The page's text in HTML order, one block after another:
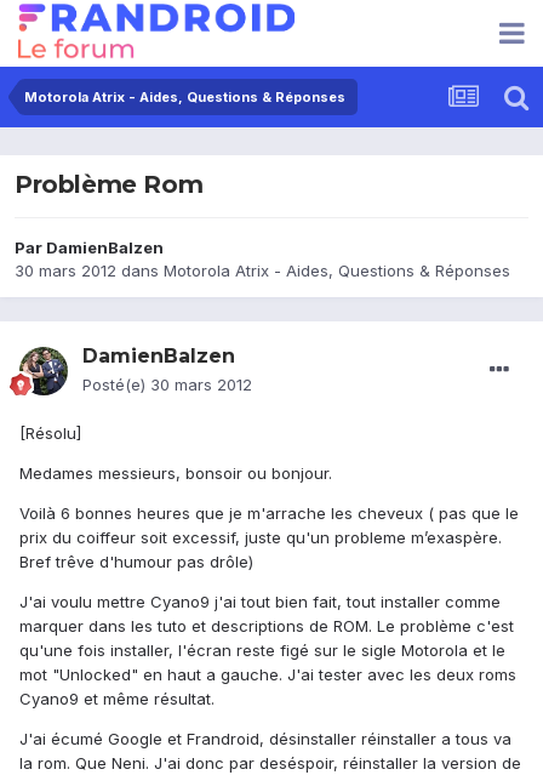
Motorola Atrix - Aides, Questions & Réponses
Problème Rom
Par DamienBalzen
30 mars 2012 dans Motorola Atrix - Aides, Questions & Réponses
DamienBalzen
Posté(e) 30 mars 2012
[Résolu]
Medames messieurs, bonsoir ou bonjour.
Voilà 6 bonnes heures que je m'arrache les cheveux ( pas que le
prix du coiffeur soit excessif, juste qu'un probleme m’exaspère.
Bref trêve d'humour pas drôle)
J'ai voulu mettre Cyano9 j'ai tout bien fait, tout installer comme
marquer dans les tuto et descriptions de ROM. Le problème c'est
qu'une fois installer, l'écran reste figé sur le sigle Motorola et le
mot "Unlocked" en haut a gauche. J'ai tester avec les deux roms
Cyano9 et même résultat.
J'ai écumé Google et Frandroid, désinstaller réinstaller a tous va
la rom. Que Neni. J'ai donc par deséspoir, réinstaller la version de